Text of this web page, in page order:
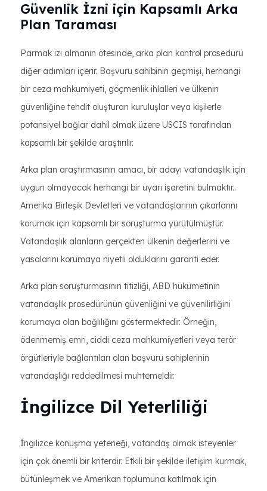
Güvenlik İzni için Kapsamlı Arka
Plan Taraması
Parmak izi almanın ötesinde, arka plan kontrol prosedürü
diğer adımları içerir. Başvuru sahibinin geçmişi, herhangi
bir ceza mahkumiyeti, göçmenlik ihlalleri ve ülkenin
güvenliğine tehdit oluşturan kuruluşlar veya kişilerle
potansiyel bağlar dahil olmak üzere USCIS tarafından
kapsamlı bir şekilde araştırılır.
Arka plan araştırmasının amacı, bir adayı vatandaşlık için
uygun olmayacak herhangi bir uyarı işaretini bulmaktır..
Amerika Birleşik Devletleri ve vatandaşlarının çıkarlarını
korumak için kapsamlı bir soruşturma yürütülmüştür.
Vatandaşlık alanların gerçekten ülkenin değerlerini ve
yasalarını korumaya niyetli olduklarını garanti eder.
Arka plan soruşturmasının titizliği, ABD hükümetinin
vatandaşlık prosedürünün güvenliğini ve güvenilirliğini
korumaya olan bağlılığını göstermektedir. Örneğin,
ödenmemiş emri, ciddi ceza mahkumiyetleri veya terör
örgütleriyle bağlantıları olan başvuru sahiplerinin
vatandaşlığı reddedilmesi muhtemeldir.
İngilizce Dil Yeterliliği
İngilizce konuşma yeteneği, vatandaş olmak isteyenler
için çok önemli bir kriterdir. Etkili bir şekilde iletişim kurmak,
bütünleşmek ve Amerikan toplumuna katılmak için